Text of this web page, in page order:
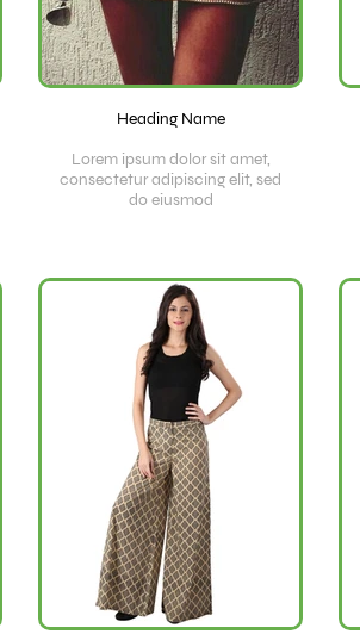
Heading Name
Lorem ipsum dolor sit amet,
consectetur adipiscing elit, sed
do eiusmod